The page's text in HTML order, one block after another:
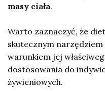
masy ciała.
Warto zaznaczyć, że
skutecznym narzędziem
warunkiem jej
dostosowania do
żywieniowych.